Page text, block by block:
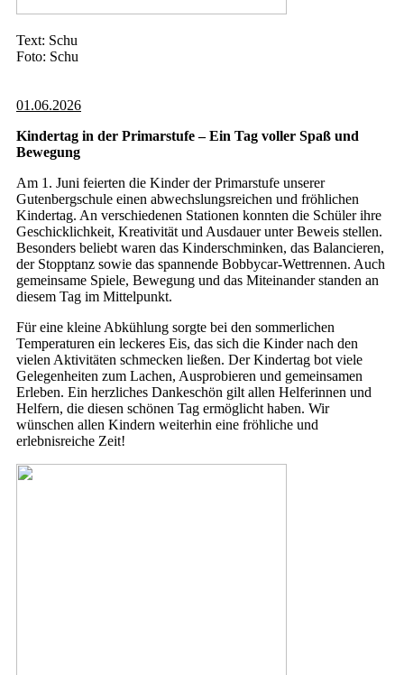
Text: Schu
Foto: Schu
01.06.2026
Kindertag in der Primarstufe – Ein Tag voller Spaß und
Bewegung
Am 1. Juni feierten die Kinder der Primarstufe unserer
Gutenbergschule einen abwechslungsreichen und fröhlichen
Kindertag. An verschiedenen Stationen konnten die Schüler ihre
Geschicklichkeit, Kreativität und Ausdauer unter Beweis stellen.
Besonders beliebt waren das Kinderschminken, das Balancieren,
der Stopptanz sowie das spannende Bobbycar-Wettrennen. Auch
gemeinsame Spiele, Bewegung und das Miteinander standen an
diesem Tag im Mittelpunkt.
Für eine kleine Abkühlung sorgte bei den sommerlichen
Temperaturen ein leckeres Eis, das sich die Kinder nach den
vielen Aktivitäten schmecken ließen. Der Kindertag bot viele
Gelegenheiten zum Lachen, Ausprobieren und gemeinsamen
Erleben. Ein herzliches Dankeschön gilt allen Helferinnen und
Helfern, die diesen schönen Tag ermöglicht haben. Wir
wünschen allen Kindern weiterhin eine fröhliche und
erlebnisreiche Zeit!